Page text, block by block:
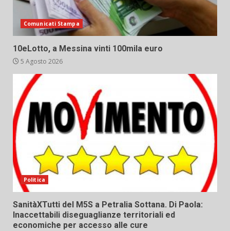
Comunicati Stampa
10eLotto, a Messina vinti 100mila euro
5 Agosto 2026
Politica
SanitàXTutti del M5S a Petralia Sottana. Di Paola:
Inaccettabili diseguaglianze territoriali ed
economiche per accesso alle cure